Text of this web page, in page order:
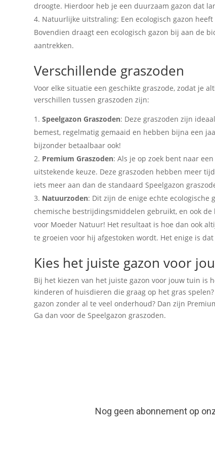
droogte. Hierdoor heb je een duurzaam gazon dat
Natuurlijke uitstraling: Een ecologisch gazon
Bovendien draagt een ecologisch gazon bij aan de
aantrekken.
Verschillende graszoden
Voor elke situatie een geschikte graszode, zodat je
verschillen tussen graszoden zijn:
Speelgazon Graszoden: Deze graszoden zijn
bemest, regelmatig gemaaid en hebben bijna een
bijzonder betaalbaar ook!
Premium Graszoden: Als je op zoek bent naar
uitstekende keuze. Deze graszoden hebben meer
iets meer aan dan de standaard Speelgazon
Natuurzoden: Dit zijn de enige echte ecologische
chemische bestrijdingsmiddelen gebruikt, en ook
voor Moeder Natuur! Het resultaat is hoe dan ook
te groeien voor hij afgestoken wordt. Het enige is
Kies het juiste gazon voor
Bij het kiezen van het juiste gazon voor jouw tuin is
kinderen of huisdieren die graag op het gras
gazon zonder al te veel onderhoud? Dan zijn
Ga dan voor de Speelgazon graszoden.